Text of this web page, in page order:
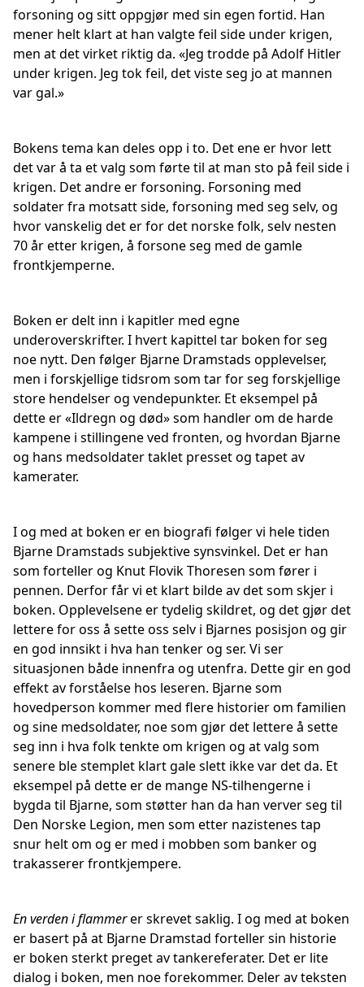
forsoning og sitt oppgjør med sin egen fortid. Han
mener helt klart at han valgte feil side under krigen,
men at det virket riktig da. «Jeg trodde på Adolf Hitler
under krigen. Jeg tok feil, det viste seg jo at mannen
var gal.»
Bokens tema kan deles opp i to. Det ene er hvor lett
det var å ta et valg som førte til at man sto på feil side i
krigen. Det andre er forsoning. Forsoning med
soldater fra motsatt side, forsoning med seg selv, og
hvor vanskelig det er for det norske folk, selv nesten
70 år etter krigen, å forsone seg med de gamle
frontkjemperne.
Boken er delt inn i kapitler med egne
underoverskrifter. I hvert kapittel tar boken for seg
noe nytt. Den følger Bjarne Dramstads opplevelser,
men i forskjellige tidsrom som tar for seg forskjellige
store hendelser og vendepunkter. Et eksempel på
dette er «Ildregn og død» som handler om de harde
kampene i stillingene ved fronten, og hvordan Bjarne
og hans medsoldater taklet presset og tapet av
kamerater.
I og med at boken er en biografi følger vi hele tiden
Bjarne Dramstads subjektive synsvinkel. Det er han
som forteller og Knut Flovik Thoresen som fører i
pennen. Derfor får vi et klart bilde av det som skjer i
boken. Opplevelsene er tydelig skildret, og det gjør det
lettere for oss å sette oss selv i Bjarnes posisjon og gir
en god innsikt i hva han tenker og ser. Vi ser
situasjonen både innenfra og utenfra. Dette gir en god
effekt av forståelse hos leseren. Bjarne som
hovedperson kommer med flere historier om familien
og sine medsoldater, noe som gjør det lettere å sette
seg inn i hva folk tenkte om krigen og at valg som
senere ble stemplet klart gale slett ikke var det da. Et
eksempel på dette er de mange NS-tilhengerne i
bygda til Bjarne, som støtter han da han verver seg til
Den Norske Legion, men som etter nazistenes tap
snur helt om og er med i mobben som banker og
trakasserer frontkjempere.
En verden i flammerer skrevet saklig. I og med at boken
er basert på at Bjarne Dramstad forteller sin historie
er boken sterkt preget av tankereferater. Det er lite
dialog i boken, men noe forekommer. Deler av teksten